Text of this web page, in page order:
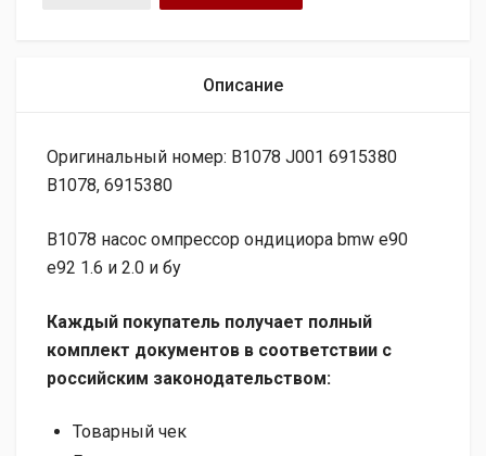
Описание
Оригинальный номер: B1078 J001 6915380
B1078, 6915380
B1078 насос омпрессор ондициора bmw e90
e92 1.6 и 2.0 и бу
Каждый покупатель получает полный
комплект документов в соответствии с
российским законодательством:
Товарный чек